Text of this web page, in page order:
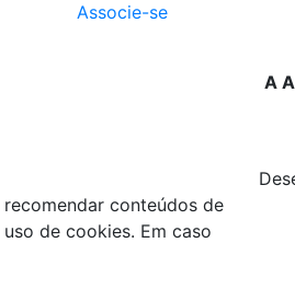
Associe-se
A
conteúdos de
de cookies. Em caso